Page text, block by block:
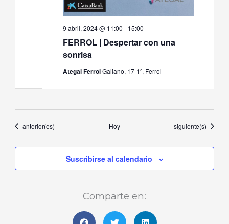
FERROL | Despertar con una
sonrisa
9 abril, 2024 @ 11:00 - 15:00
Ategal FerrolGaliano, 17-1º, Ferrol
Eventos
anterior(es) Hoy Eventos
siguiente(s)
Suscribirse al calendario
Comparte en: